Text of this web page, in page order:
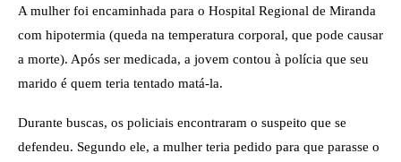
A mulher foi encaminhada para o Hospital Regional de Miranda
com hipotermia (queda na temperatura corporal, que pode causar
a morte). Após ser medicada, a jovem contou à polícia que seu
marido é quem teria tentado matá-la.
Durante buscas, os policiais encontraram o suspeito que se
defendeu. Segundo ele, a mulher teria pedido para que parasse o